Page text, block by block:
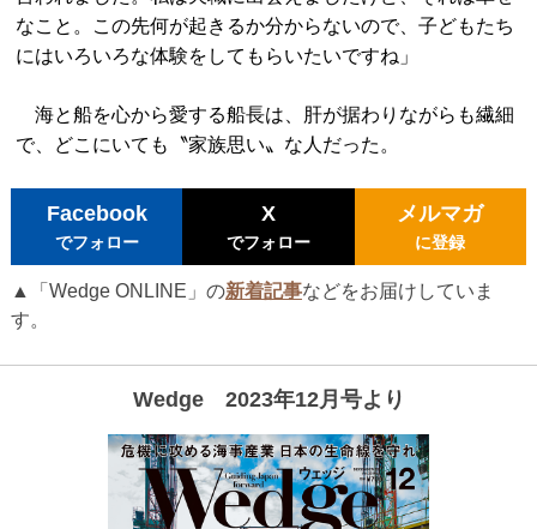
なこと。この先何が起きるか分からないので、子どもたち
にはいろいろな体験をしてもらいたいですね」
海と船を心から愛する船長は、肝が据わりながらも繊細
で、どこにいても〝家族思い〟な人だった。
Facebook
でフォロー
X
でフォロー
メルマガ
に登録
▲「Wedge ONLINE」の新着記事などをお届けしていま
す。
Wedge 2023年12月号より